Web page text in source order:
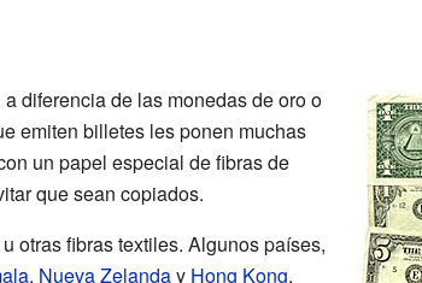
diferencia de las monedas de oro o
emiten billetes les ponen muchas
un papel especial de fibras de
que sean copiados.
otras fibras textiles. Algunos países,
, Nueva Zelanday Hong Kong,